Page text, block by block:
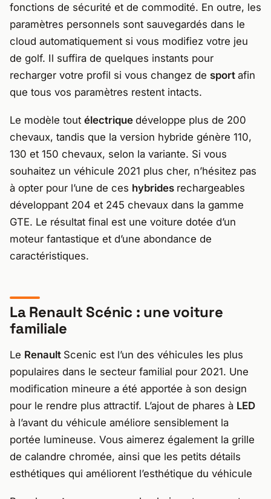
fonctions de sécurité et de commodité. En outre, les
paramètres personnels sont sauvegardés dans le
cloud automatiquement si vous modifiez votre jeu
de golf. Il suffira de quelques instants pour
recharger votre profil si vous changez de sport afin
que tous vos paramètres restent intacts.
Le modèle tout électrique développe plus de 200
chevaux, tandis que la version hybride génère 110,
130 et 150 chevaux, selon la variante. Si vous
souhaitez un véhicule 2021 plus cher, n’hésitez pas
à opter pour l’une de ces hybrides rechargeables
développant 204 et 245 chevaux dans la gamme
GTE. Le résultat final est une voiture dotée d’un
moteur fantastique et d’une abondance de
caractéristiques.
La Renault Scénic : une voiture
familiale
Le Renault Scenic est l’un des véhicules les plus
populaires dans le secteur familial pour 2021. Une
modification mineure a été apportée à son design
pour le rendre plus attractif. L’ajout de phares à LED
à l’avant du véhicule améliore sensiblement la
portée lumineuse. Vous aimerez également la grille
de calandre chromée, ainsi que les petits détails
esthétiques qui améliorent l’esthétique du véhicule